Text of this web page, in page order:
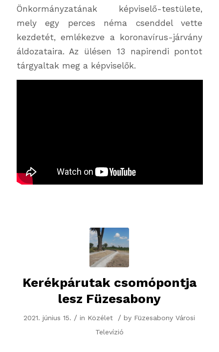
Önkormányzatának képviselő-testülete,
mely egy perces néma csenddel vette
kezdetét, emlékezve a koronavírus-járvány
áldozataira. Az ülésen 13 napirendi pontot
tárgyaltak meg a képviselők.
Kerékpárutak csomópontja
lesz Füzesabony
2021. június 15. / in Közélet / by Füzesabony Városi
Televízió